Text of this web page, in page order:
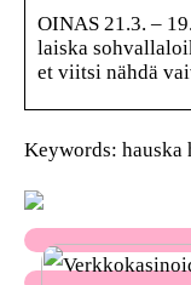
OINAS 21.3. –
laiska
et viitsi nähdä
Keywords: hauska